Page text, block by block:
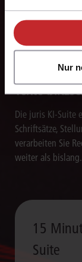
unseren
Nur
Texte
Die juris KI-Suite
Schriftsätze,
verarbeiten Sie
weiter als bislang.
15
Suite